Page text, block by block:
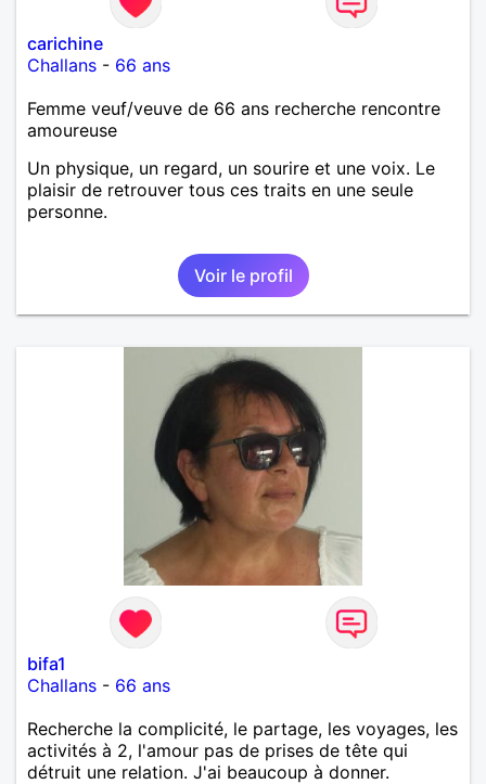
carichine
Challans - 66 ans
Femme veuf/veuve de 66 ans recherche rencontre
amoureuse
Un physique, un regard, un sourire et une voix. Le
plaisir de retrouver tous ces traits en une seule
personne.
Voir le profil
bifa1
Challans - 66 ans
Recherche la complicité, le partage, les voyages, les
activités à 2, l'amour pas de prises de tête qui
détruit une relation. J'ai beaucoup à donner.